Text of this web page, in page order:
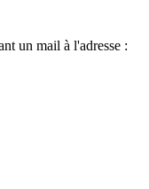
un mail à l'adresse :